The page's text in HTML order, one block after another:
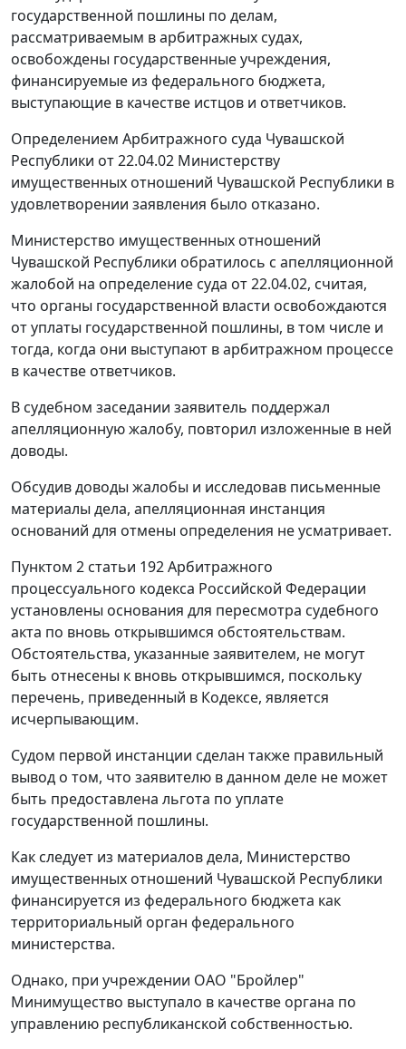
государственной пошлины по делам,
рассматриваемым в арбитражных судах,
освобождены государственные учреждения,
финансируемые из федерального бюджета,
выступающие в качестве истцов и ответчиков.
Определением Арбитражного суда Чувашской
Республики от 22.04.02 Министерству
имущественных отношений Чувашской Республики в
удовлетворении заявления было отказано.
Министерство имущественных отношений
Чувашской Республики обратилось с апелляционной
жалобой на определение суда от 22.04.02, считая,
что органы государственной власти освобождаются
от уплаты государственной пошлины, в том числе и
тогда, когда они выступают в арбитражном процессе
в качестве ответчиков.
В судебном заседании заявитель поддержал
апелляционную жалобу, повторил изложенные в ней
доводы.
Обсудив доводы жалобы и исследовав письменные
материалы дела, апелляционная инстанция
оснований для отмены определения не усматривает.
Пунктом 2 статьи 192Арбитражного
процессуального кодекса Российской Федерации
установлены основания для пересмотра судебного
акта по вновь открывшимся обстоятельствам.
Обстоятельства, указанные заявителем, не могут
быть отнесены к вновь открывшимся, поскольку
перечень, приведенный в Кодексе, является
исчерпывающим.
Судом первой инстанции сделан также правильный
вывод о том, что заявителю в данном деле не может
быть предоставлена льгота по уплате
государственной пошлины.
Как следует из материалов дела, Министерство
имущественных отношений Чувашской Республики
финансируется из федерального бюджета как
территориальный орган федерального
министерства.
Однако, при учреждении ОАО "Бройлер"
Минимущество выступало в качестве органа по
управлению республиканской собственностью.